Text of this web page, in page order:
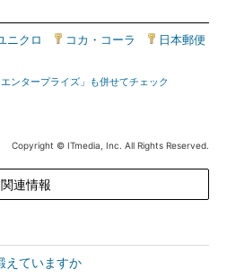
ニクロ コカ・コーラ 日本郵便
ンタープライズ」も併せてチェック
Copyright © ITmedia, Inc. All Rights Reserved.
関連情報
えていますか